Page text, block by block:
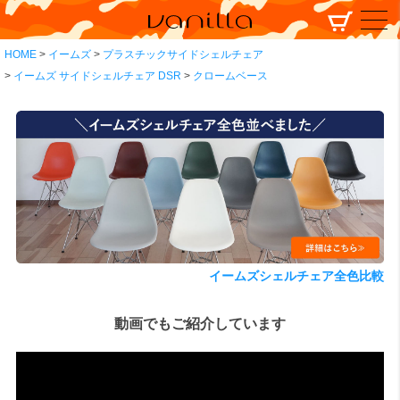
HOME イームズ
プラスチックサイドシェルチェア
イームズ サイドシェルチェア DSR
クロームベース
イームズシェルチェア全色比較
動画でもご紹介しています